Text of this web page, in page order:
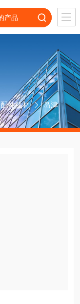
件耗材
岛津